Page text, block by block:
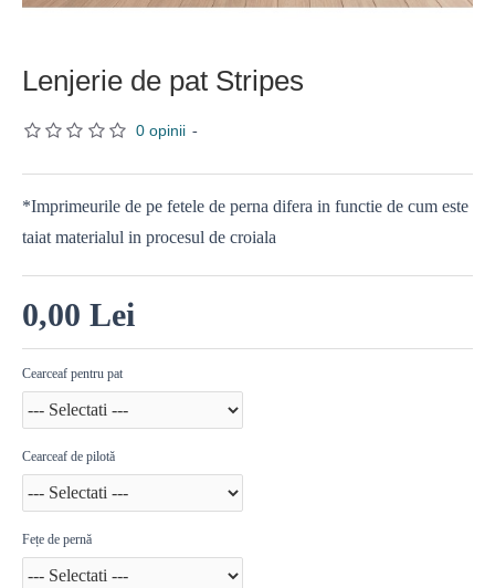
Lenjerie de pat Stripes
0 opinii -
0,00 Lei
*Imprimeurile de pe fetele de perna difera in functie de cum este
taiat materialul in procesul de croiala
Cearceaf pentru pat
Cearceaf de pilotă
Fețe de pernă